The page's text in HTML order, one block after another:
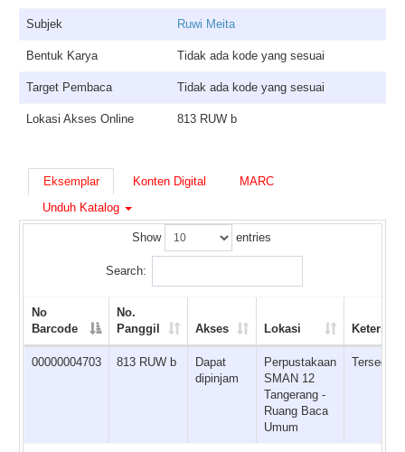
Subjek Ruwi Meita
Bentuk Karya Tidak ada kode yang sesuai
Target Pembaca Tidak ada kode yang sesuai
Lokasi Akses Online 813 RUW b
Eksemplar Konten Digital
MARC
Unduh Katalog
Show entries
Search:
No
Barcode
No.
Panggil
Akses Lokasi
00000004703 813 RUW b
Dapat
dipinjam
Perpustakaan
SMAN 12
Tangerang -
Ruang Baca
Umum
Tersedia